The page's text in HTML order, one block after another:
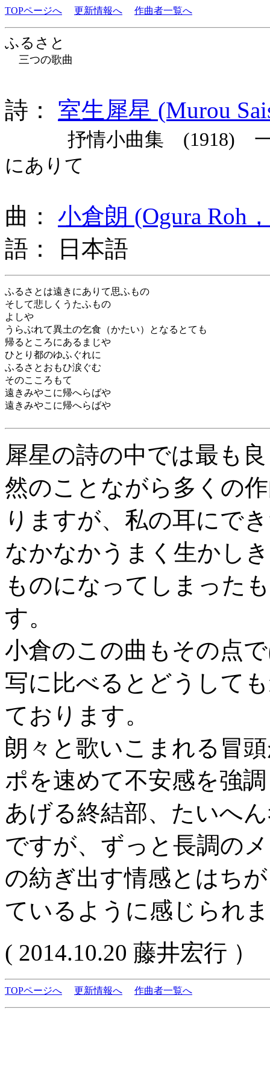
TOPページへ 更新情報へ 作曲者一覧へ
ふるさと
三つの歌曲
詩： 室生犀星 (Murou
抒情小曲集 (1918) 一
にありて
曲： 小倉朗 (Ogura Roh
語： 日本語
ふるさとは遠きにありて思ふもの
そして悲しくうたふもの
よしや
うらぶれて異土の乞食（かたい）となるとても
帰るところにあるまじや
ひとり都のゆふぐれに
ふるさとおもひ涙ぐむ
そのこころもて
遠きみやこに帰へらばや
遠きみやこに帰へらばや
犀星の詩の中では最も
然のことながら多くの
りますが、私の耳にで
なかなかうまく生かし
ものになってしまった
す。
小倉のこの曲もその点
写に比べるとどうして
ております。
朗々と歌いこまれる冒
ポを速めて不安感を強
あげる終結部、たいへ
ですが、ずっと長調の
の紡ぎ出す情感とはち
ているように感じられ
( 2014.10.20 藤井宏行 ）
TOPページへ 更新情報へ 作曲者一覧へ